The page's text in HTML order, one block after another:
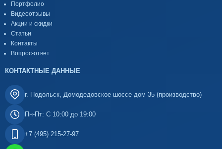
Портфолио
Видеоотзывы
Акции и скидки
Статьи
Контакты
Вопрос-ответ
КОНТАКТНЫЕ ДАННЫЕ
г. Подольск, Домодедовское шоссе дом 35 (производство)
Пн-Пт: С 10:00 до 19:00
+7 (495) 215-27-97